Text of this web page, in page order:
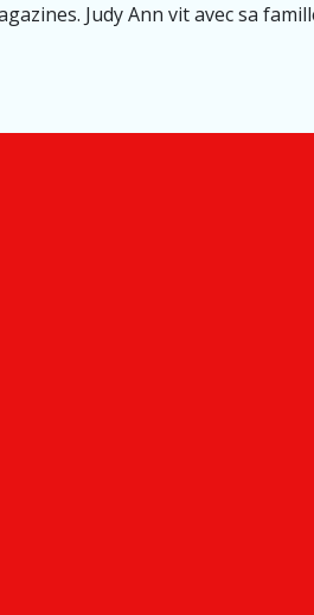
Judy Ann vit avec sa